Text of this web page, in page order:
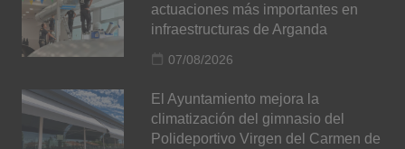
actuaciones más importantes en
infraestructuras de Arganda
07/08/2026
El Ayuntamiento mejora la
climatización del gimnasio del
Polideportivo Virgen del Carmen de